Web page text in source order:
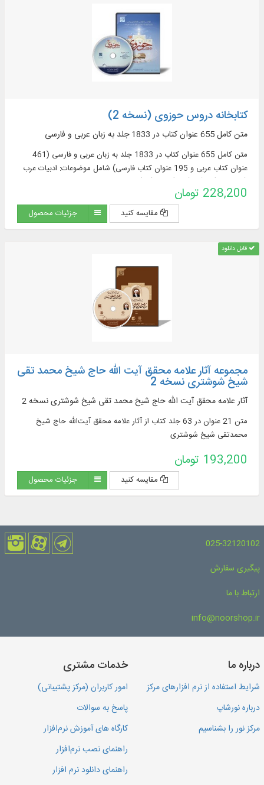
کتابخانه دروس حوزوی (نسخه 2)
متن کامل 655 عنوان کتاب در 1833 جلد به زبان عربی و فارسی
متن کامل 655 عنوان کتاب در 1833 جلد به زبان عربی و فارسی (461
عنوان کتاب عربی و 195 عنوان کتاب فارسی) شامل موضوعات: ادبیات عرب
228,200 تومان
مقایسه کنید جزئیات محصول
قابل دانلود
مجموعه آثار علامه محقق آیت الله حاج شیخ محمد تقی
شیخ شوشتری نسخه 2
آثار علامه محقق آیت الله حاج شیخ محمد تقی شیخ شوشتری نسخه 2
متن 21 عنوان در 63 جلد کتاب از آثار علامه محقق آیت‌الله حاج شیخ
محمدتقی شیخ شوشتری
193,200 تومان
مقایسه کنید جزئیات محصول
025-32120102
پیگیری سفارش
ارتباط با ما
info@noorshop.ir
درباره ما
شرایط استفاده از نرم افزارهای مرکز
درباره نورشاپ
مرکز نور را بشناسیم
خدمات مشتری
امور کاربران (مرکز پشتیبانی)
پاسخ به سوالات
کارگاه های آموزش نرم‌افزار
راهنمای نصب نرم‌افزار
راهنمای دانلود نرم افزار